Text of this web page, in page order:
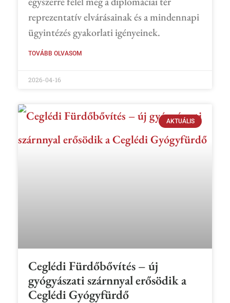
reprezentatív elvárásainak és a mindennapi
ügyintézés gyakorlati igényeinek.
TOVÁBB OLVASOM
2026-04-16
AKTUÁLIS
Ceglédi Fürdőbővítés – új
gyógyászati szárnnyal erősödik a
Ceglédi Gyógyfürdő